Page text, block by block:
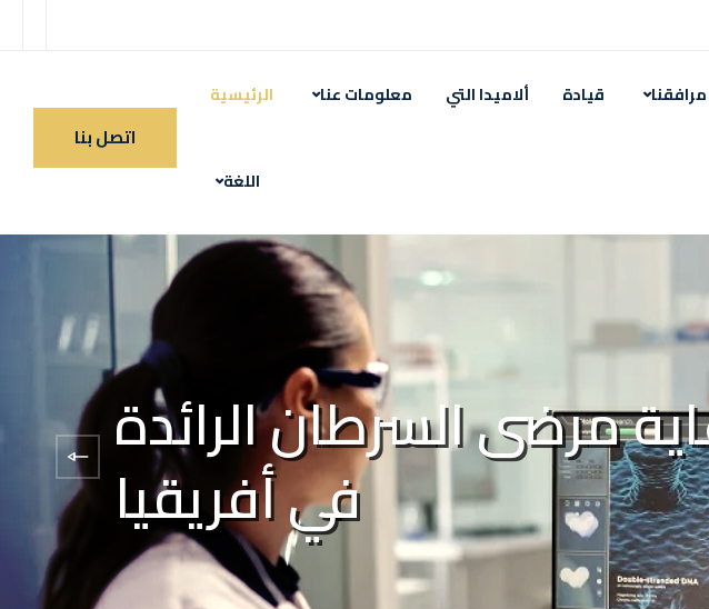
الرئيسية معلومات عنا ألاميدا التي قيادة مرافقنا
اللغة
اتصل بنا
مرضى السرطان الرائدة
في أفريقيا